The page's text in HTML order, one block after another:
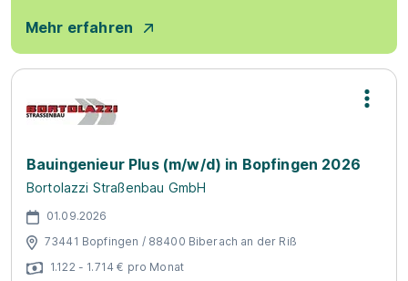
Mehr erfahren
Bauingenieur Plus (m/w/d) in Bopfingen 2026
Bortolazzi Straßenbau GmbH
01.09.2026
73441 Bopfingen / 88400 Biberach an der Riß
1.122 - 1.714 € pro Monat